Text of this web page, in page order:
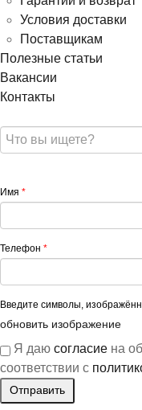
Условия доставки
Поставщикам
Полезные статьи
Вакансии
Контакты
Имя *
Телефон *
Введите символы,
обновить изображение
Я даю согласие на
соответствии с